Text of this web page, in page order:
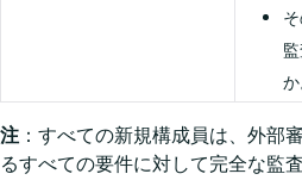
か
注：すべての新規構成員は、外部
るすべての要件に対して完全な監